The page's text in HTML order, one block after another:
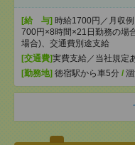
[給 与] 時給1700円／月収
700円×8時間×21日勤務の場
場合)、交通費別途支給
[交通費]実費支給／当社規定
[勤務地] 徳宿駅から車5分 /